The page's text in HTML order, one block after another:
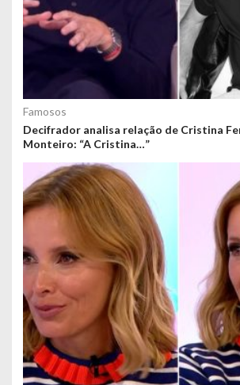
Famosos
Decifrador analisa relação de Cristina
Monteiro: “A Cristina…”